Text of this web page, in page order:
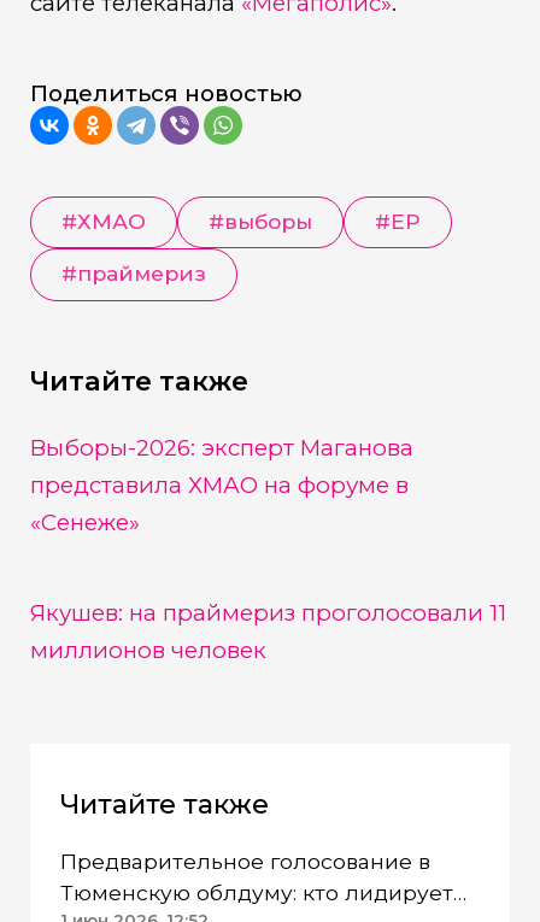
Поделиться новостью
#ХМАО #выборы #ЕР
#праймериз
Читайте также
Выборы-2026: эксперт Маганова
представила ХМАО на форуме в
«Сенеже»
Якушев: на праймериз проголосовали 11
миллионов человек
Читайте также
Предварительное голосование в
Тюменскую облдуму: кто лидирует